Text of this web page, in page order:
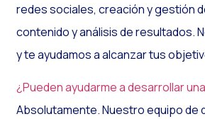
redes sociales, creación y gestión
contenido y análisis de resultados.
y te ayudamos a alcanzar tus
¿Pueden ayudarme a desarrollar
Absolutamente. Nuestro equipo de